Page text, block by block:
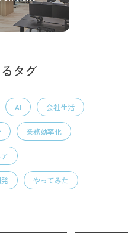
タグ
AI 会社生活
業務効率化
やってみた